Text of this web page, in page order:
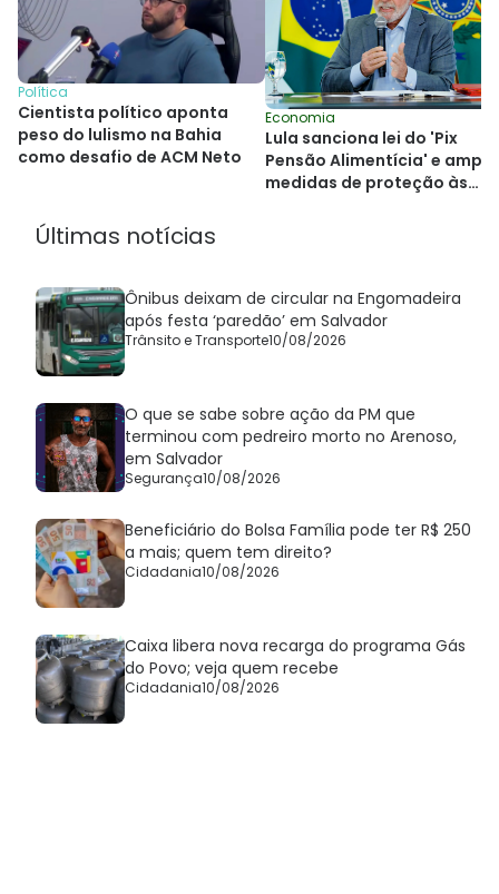
Política
Cientista político aponta
peso do lulismo na Bahia
como desafio de ACM Neto
Economia
Lula sanciona lei do 'Pix
Pensão Alimentícia' e
medidas de proteção às
Últimas notícias
Ônibus deixam de circular na Engomadeira
após festa ‘paredão’ em Salvador
Trânsito e Transporte10/08/2026
O que se sabe sobre ação da PM que
terminou com pedreiro morto no Arenoso,
em Salvador
Segurança10/08/2026
Beneficiário do Bolsa Família pode ter R$ 250
a mais; quem tem direito?
Cidadania10/08/2026
Caixa libera nova recarga do programa Gás
do Povo; veja quem recebe
Cidadania10/08/2026